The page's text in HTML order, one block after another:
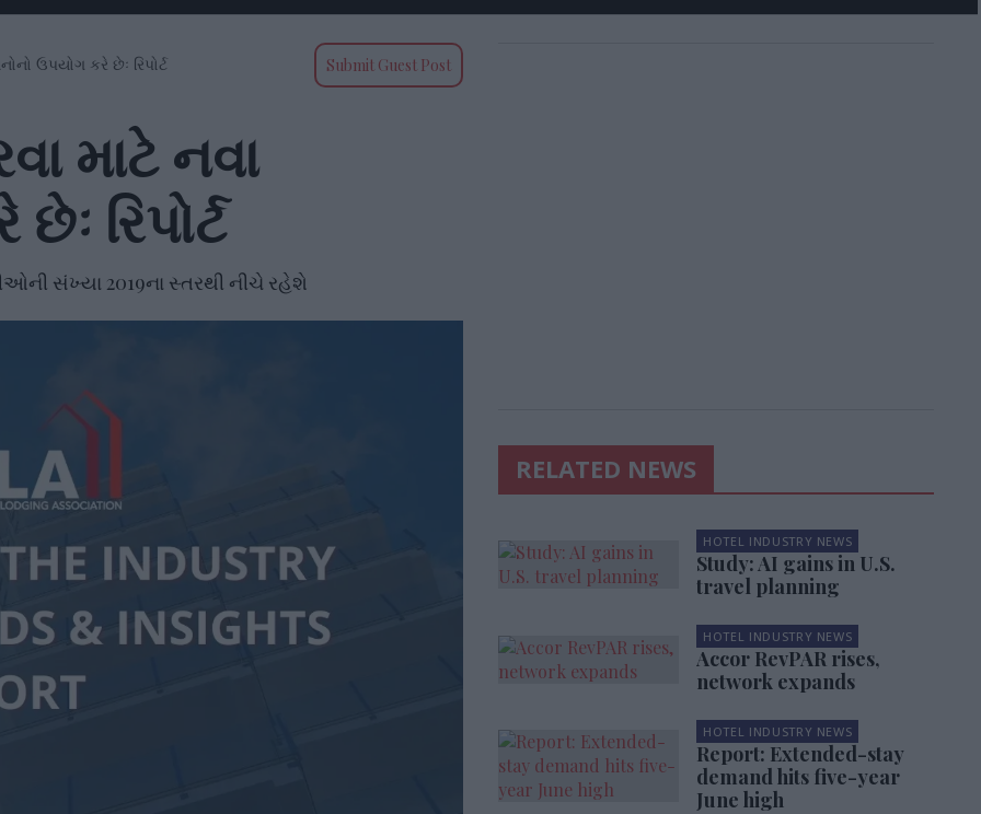
ઉપયોગ કરે છેઃ રિપોર્ટ Submit Guest Post
માટે નવા
રિપોર્ટ
સંખ્યા 2019ના સ્તરથી નીચે રહેશે
RELATED NEWS
HOTEL INDUSTRY NEWS
Study: AI gains in U.S.
travel planning
HOTEL INDUSTRY NEWS
Accor RevPAR rises,
network expands
HOTEL INDUSTRY NEWS
Report: Extended-stay
demand hits five-year
June high